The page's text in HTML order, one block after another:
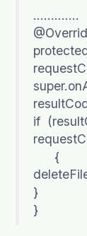
………….
if
{
}
}